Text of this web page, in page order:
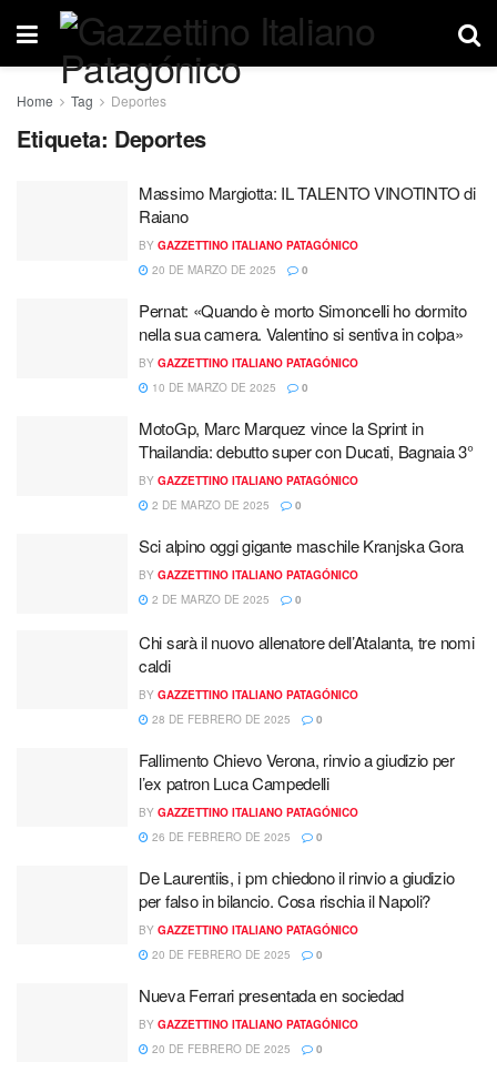
Home Tag Deportes
Etiqueta: Deportes
Massimo Margiotta: IL TALENTO VINOTINTO di
Raiano
BY GAZZETTINO ITALIANO PATAGÓNICO
20 DE MARZO DE 2025
0
Pernat: «Quando è morto Simoncelli ho dormito
nella sua camera. Valentino si sentiva in colpa»
BY GAZZETTINO ITALIANO PATAGÓNICO
10 DE MARZO DE 2025
0
MotoGp, Marc Marquez vince la Sprint in
Thailandia: debutto super con Ducati, Bagnaia 3°
BY GAZZETTINO ITALIANO PATAGÓNICO
2 DE MARZO DE 2025
0
Sci alpino oggi gigante maschile Kranjska Gora
BY GAZZETTINO ITALIANO PATAGÓNICO
2 DE MARZO DE 2025
0
Chi sarà il nuovo allenatore dell’Atalanta, tre nomi
caldi
BY GAZZETTINO ITALIANO PATAGÓNICO
28 DE FEBRERO DE 2025
0
Fallimento Chievo Verona, rinvio a giudizio per
l’ex patron Luca Campedelli
BY GAZZETTINO ITALIANO PATAGÓNICO
26 DE FEBRERO DE 2025
0
De Laurentiis, i pm chiedono il rinvio a giudizio
per falso in bilancio. Cosa rischia il Napoli?
BY GAZZETTINO ITALIANO PATAGÓNICO
20 DE FEBRERO DE 2025
0
Nueva Ferrari presentada en sociedad
BY GAZZETTINO ITALIANO PATAGÓNICO
20 DE FEBRERO DE 2025
0